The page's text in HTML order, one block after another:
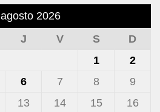
agosto 2026
J V S
D
1
2
6 7 8
9
13 14 15
16